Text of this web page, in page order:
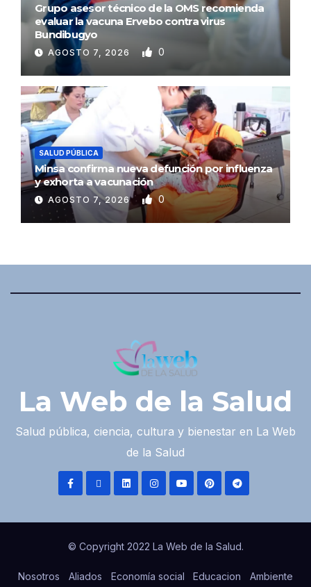
Grupo asesor técnico de la OMS recomienda
evaluar la vacuna Ervebo contra virus
Bundibugyo
AGOSTO 7, 2026 0
SALUD PÚBLICA
Minsa confirma nueva defunción por influenza
y exhorta a vacunación
AGOSTO 7, 2026 0
La Web de la Salud
Salud pública, ciencia, cultura y bienestar en La Web
de la Salud
© Copyright 2022 La Web de la Salud.
Nosotros Aliados Economía social Educacion Ambiente